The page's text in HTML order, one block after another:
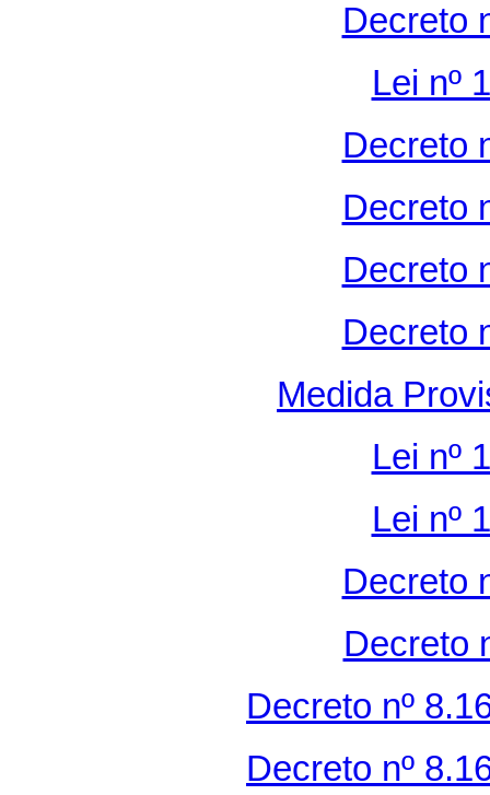
Decreto
Lei nº
Decreto
Decreto
Decreto
Decreto
Medida
Lei nº
Lei nº
Decreto
Decreto
Decreto nº
Decreto nº